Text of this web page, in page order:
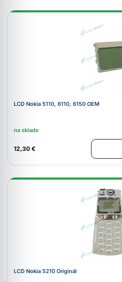
LCD Nokia 5110, 6110, 6150 OEM
na sklade
12,30 €
LCD Nokia 5210 Originál